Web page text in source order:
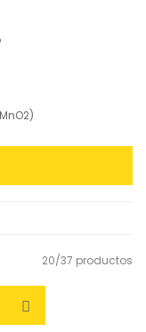
20/37 productos